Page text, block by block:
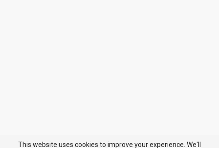
This website uses cookies to improve your experience. We'll